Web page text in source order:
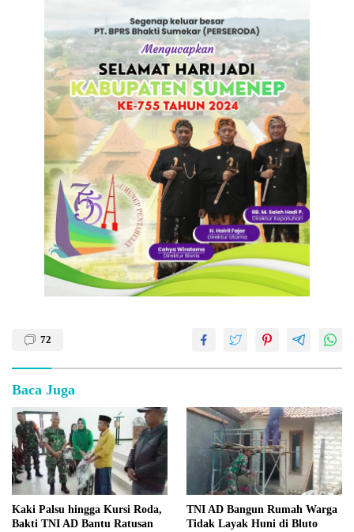
72
Baca Juga
Kaki Palsu hingga Kursi Roda,
Bakti TNI AD Bantu Ratusan
TNI AD Bangun Rumah Warga
Tidak Layak Huni di Bluto